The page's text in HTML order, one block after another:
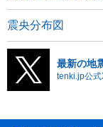
震央分布図
最新の地
tenki.jp公式